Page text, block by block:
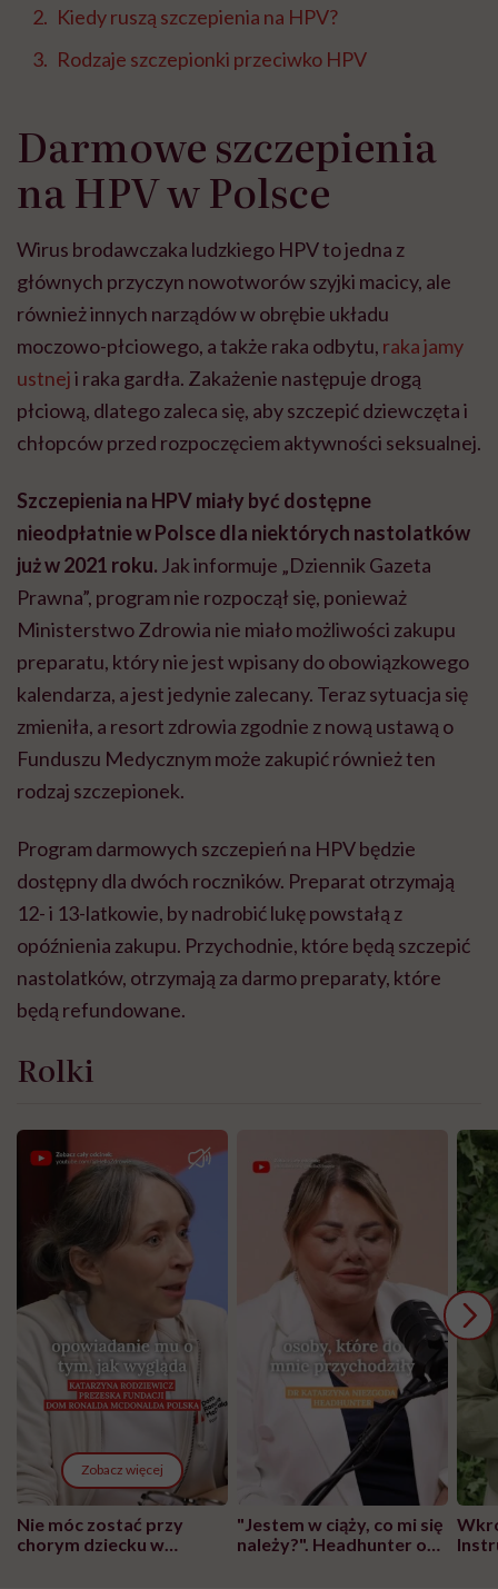
Kiedy ruszą szczepienia na HPV?
Rodzaje szczepionki przeciwko HPV
Darmowe szczepienia
na HPV w Polsce
Wirus brodawczaka ludzkiego HPV to jedna z
głównych przyczyn nowotworów szyjki macicy, ale
również innych narządów w obrębie układu
moczowo-płciowego, a także raka odbytu, raka jamy
ustneji raka gardła. Zakażenie następuje drogą
płciową, dlatego zaleca się, aby szczepić dziewczęta i
chłopców przed rozpoczęciem aktywności seksualnej.
Szczepienia na HPV miały być dostępne
nieodpłatnie w Polsce dla niektórych nastolatków
już w 2021 roku. Jak informuje „Dziennik Gazeta
Prawna”, program nie rozpoczął się, ponieważ
Ministerstwo Zdrowia nie miało możliwości zakupu
preparatu, który nie jest wpisany do obowiązkowego
kalendarza, a jest jedynie zalecany. Teraz sytuacja się
zmieniła, a resort zdrowia zgodnie z nową ustawą o
Funduszu Medycznym może zakupić również ten
rodzaj szczepionek.
Program darmowych szczepień na HPV będzie
dostępny dla dwóch roczników. Preparat otrzymają
12- i 13-latkowie, by nadrobić lukę powstałą z
opóźnienia zakupu. Przychodnie, które będą szczepić
nastolatków, otrzymają za darmo preparaty, które
będą refundowane.
Rolki
Zobacz więcej
Nie móc zostać przy
chorym dziecku w
"Jestem w ciąży, co mi się
należy?". Headhunter o